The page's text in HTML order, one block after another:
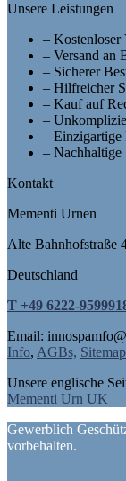
Unsere Leistungen
– Kostenloser
– Versand an
– Sicherer
– Hilfreicher
– Kauf auf
–
– Einzigartige
–
Kontakt
Mementi Urnen
Alte Bahnhofstraße
Deutschland
T +49 6222-
Email: innospam
Info, AGBs, Sitemap
Unsere englische
Mementi Urn UK
Gewerblich
vorbehalten.